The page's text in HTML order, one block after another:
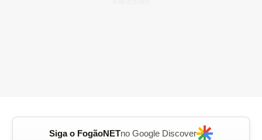
Siga o FogãoNETno Google Discover